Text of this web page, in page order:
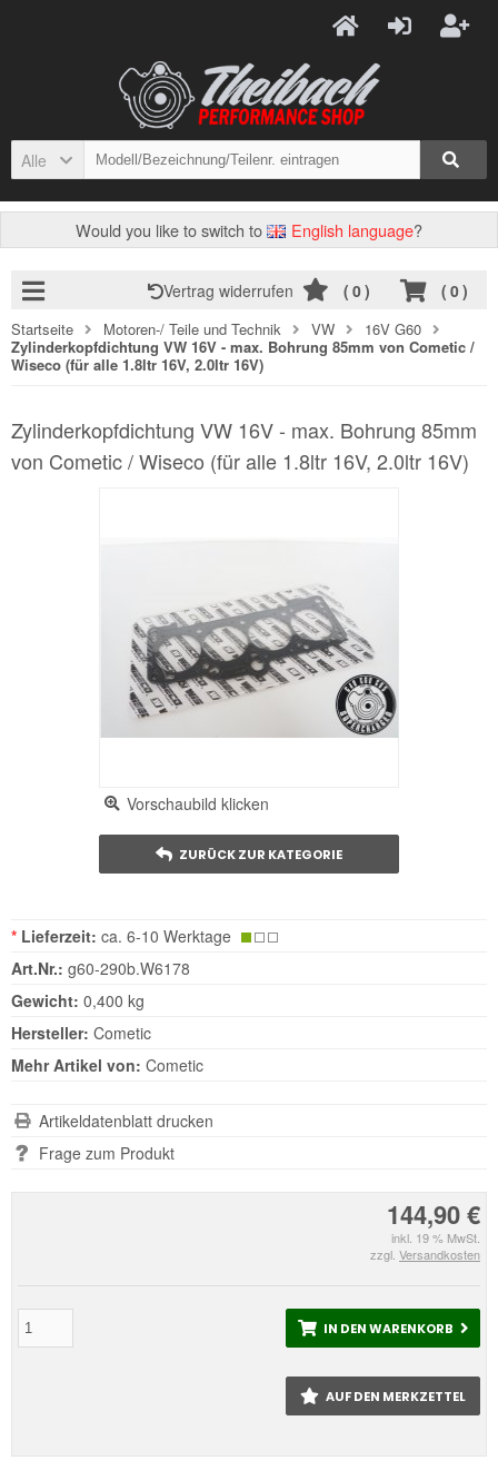
Alle
Would you like to switch to English language?
( 0)
Vertrag widerrufen ( 0)
Startseite Motoren-/ Teile und Technik VW
16V G60
Zylinderkopfdichtung VW 16V - max. Bohrung 85mm von Cometic /
Wiseco (für alle 1.8ltr 16V, 2.0ltr 16V)
Zylinderkopfdichtung VW 16V - max. Bohrung 85mm
von Cometic / Wiseco (für alle 1.8ltr 16V, 2.0ltr 16V)
Vorschaubild klicken
ZURÜCK ZUR KATEGORIE
144,90 €
inkl. 19 % MwSt.
zzgl. Versandkosten
IN DEN WARENKORB
AUF DEN MERKZETTEL
* Lieferzeit: ca. 6-10 Werktage
Art.Nr.: g60-290b.W6178
Gewicht: 0,400 kg
Hersteller: Cometic
Mehr Artikel von: Cometic
Artikeldatenblatt drucken
Frage zum Produkt